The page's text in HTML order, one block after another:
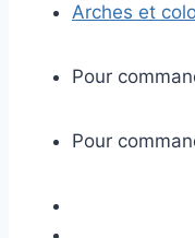
Arches et
Pour
Pour